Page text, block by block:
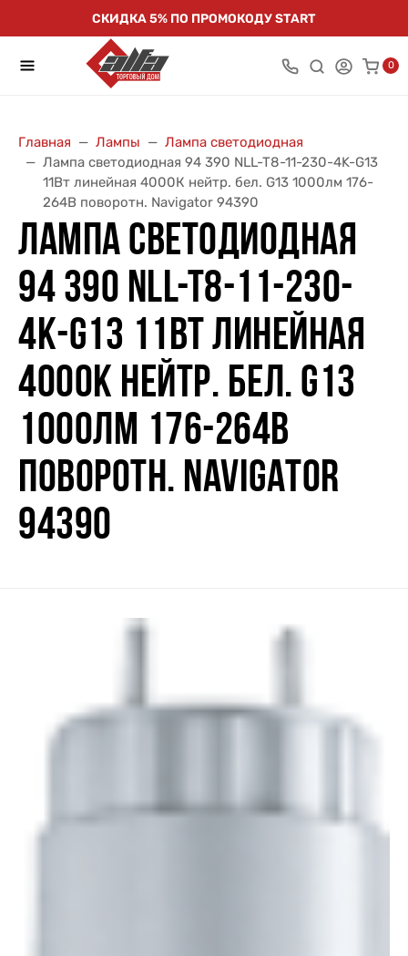
СКИДКА 5% ПО ПРОМОКОДУ START
0
Главная Лампы
Лампа светодиодная
Лампа светодиодная 94 390 NLL-T8-11-230-4K-G13
11Вт линейная 4000К нейтр. бел. G13 1000лм 176-
264В поворотн. Navigator 94390
ЛАМПА СВЕТОДИОДНАЯ
94 390 NLL-T8-11-230-
4K-G13 11ВТ ЛИНЕЙНАЯ
4000К НЕЙТР. БЕЛ. G13
1000ЛМ 176-264В
ПОВОРОТН. NAVIGATOR
94390